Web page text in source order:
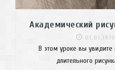
Академический
01.01.1970
В этом уроке вы
длительного